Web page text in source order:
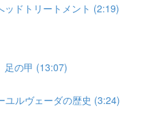
ッドトリートメント (2:19)
足の甲 (13:07)
ユルヴェーダの歴史 (3:24)